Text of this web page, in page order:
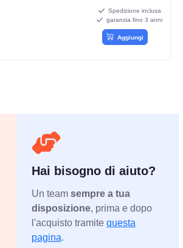
Spedizione inclusa
garanzia fino 3 anni
Aggiungi
Hai bisogno di aiuto?
Un team sempre a tua
disposizione, prima e dopo
l'acquisto tramite questa
pagina.